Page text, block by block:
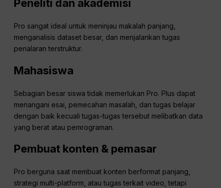
Peneliti dan akademisi
Pro sangat ideal untuk meninjau makalah panjang,
menganalisis dataset besar, dan menjalankan tugas
penalaran terstruktur.
Mahasiswa
Sebagian besar siswa tidak memerlukan Pro. Plus dapat
menangani esai, pemecahan masalah, dan tugas belajar
dengan baik kecuali tugas-tugas tersebut melibatkan data
yang berat atau pemrograman.
Pembuat konten & pemasar
Pro berguna saat membuat konten berformat panjang,
strategi multi-platform, atau tugas terkait video, tetapi